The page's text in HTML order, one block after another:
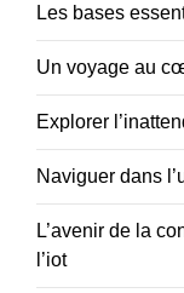
Les bases
Un voyage au
Explorer
Naviguer dans
L’avenir de la
l’iot